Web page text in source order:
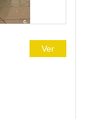
Ver